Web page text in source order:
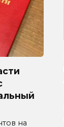
на